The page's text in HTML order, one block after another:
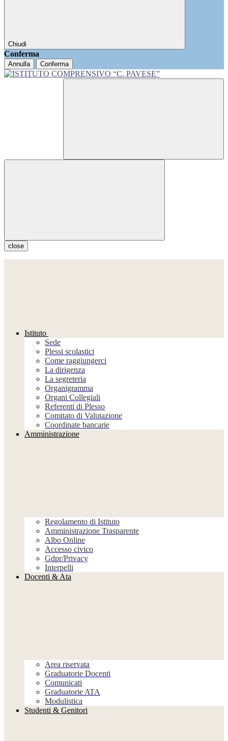
Chiudi
Conferma
Annulla Conferma
close
Istituto
Sede
Plessi scolastici
Come raggiungerci
La dirigenza
La segreteria
Organigramma
Organi Collegiali
Referenti di Plesso
Comitato di Valutazione
Coordinate bancarie
Amministrazione
Regolamento di Istituto
Amministrazione Trasparente
Albo Online
Accesso civico
Gdpr/Privacy
Interpelli
Docenti & Ata
Area riservata
Graduatorie Docenti
Comunicati
Graduatorie ATA
Modulistica
Studenti & Genitori